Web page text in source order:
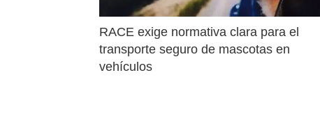
RACE exige normativa clara para el
transporte seguro de mascotas en
vehículos